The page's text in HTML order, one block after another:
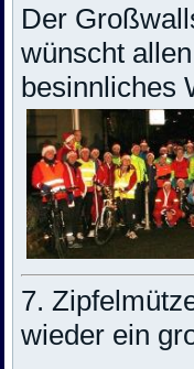
Der
wünscht
besinnliches
7.
wieder ein